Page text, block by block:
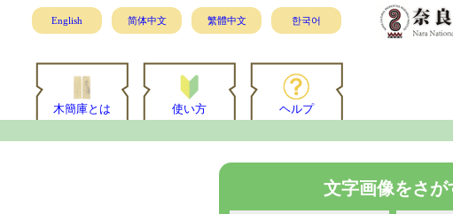
English 简体中文 繁體中文 한국어
木簡庫とは 使い方 ヘルプ
文字画像をさが